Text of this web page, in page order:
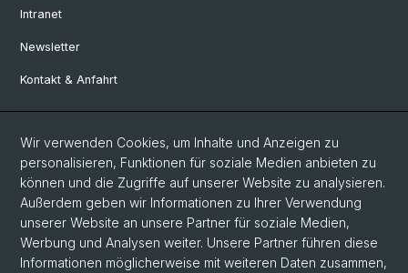
Intranet
Newsletter
Kontakt & Anfahrt
Social Media
Facebook
LinkedIn
Wir verwenden Cookies, um Inhalte und Anzeigen zu
personalisieren, Funktionen für soziale Medien anbieten zu
können und die Zugriffe auf unserer Website zu analysieren.
Außerdem geben wir Informationen zu Ihrer Verwendung
unserer Website an unsere Partner für soziale Medien,
Werbung und Analysen weiter. Unsere Partner führen diese
Informationen möglicherweise mit weiteren Daten zusammen,